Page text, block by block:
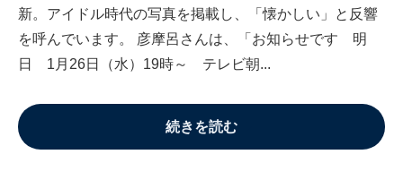
新。アイドル時代の写真を掲載し、「懐かしい」と反響
を呼んでいます。 彦摩呂さんは、「お知らせです 明
日 1月26日（水）19時～ テレビ朝...
続きを読む